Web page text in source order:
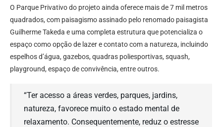
O Parque Privativo do projeto ainda oferece mais de 7 mil metros
quadrados, com paisagismo assinado pelo renomado paisagista
Guilherme Takeda e uma completa estrutura que potencializa o
espaço como opção de lazer e contato com a natureza, incluindo
espelhos d’água, gazebos, quadras poliesportivas, squash,
playground, espaço de convivência, entre outros.
“Ter acesso a áreas verdes, parques, jardins,
natureza, favorece muito o estado mental de
relaxamento. Consequentemente, reduz o estresse